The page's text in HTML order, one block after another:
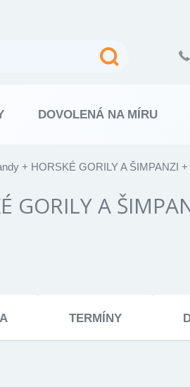
DOVOLENÁ NA MÍRU
+ HORSKÉ GORILY A ŠIMPANZI
A
TERMÍNY